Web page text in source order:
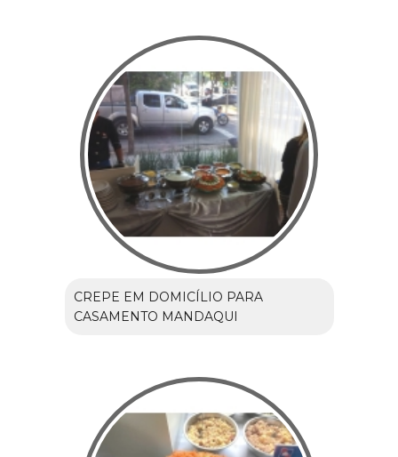
CREPE EM DOMICÍLIO PARA
CASAMENTO MANDAQUI